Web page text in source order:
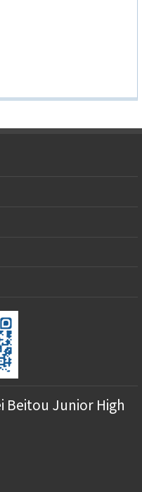
Beitou Junior High